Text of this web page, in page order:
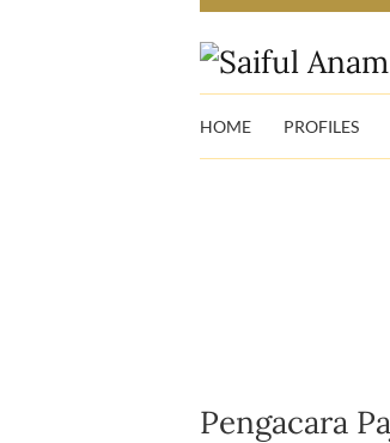
HOME PROFILES
Pengacara